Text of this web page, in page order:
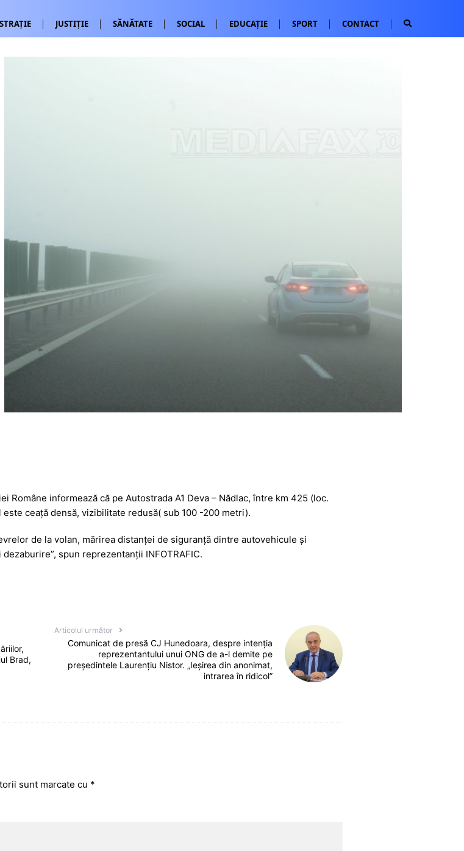
JUSTIȚIE SĂNĂTATE SOCIAL EDUCAȚIE SPORT CONTACT
Române informează că pe Autostrada A1 Deva – Nădlac, între km 425 (loc.
ceață densă, vizibilitate redusă( sub 100 -200 metri).
de la volan, mărirea distanţei de siguranță dintre autovehicule și
spun reprezentanții INFOTRAFIC.
Brad,
Articolul următor
Comunicat de presă CJ Hunedoara, despre intenția
reprezentantului unui ONG de a-l demite pe
președintele Laurențiu Nistor. „Ieșirea din anonimat,
intrarea în ridicol”
sunt marcate cu *